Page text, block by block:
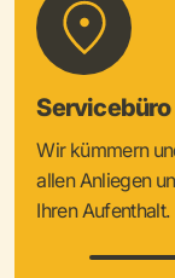
Wir kümmern
allen Anliegen
Ihren Aufenthalt.